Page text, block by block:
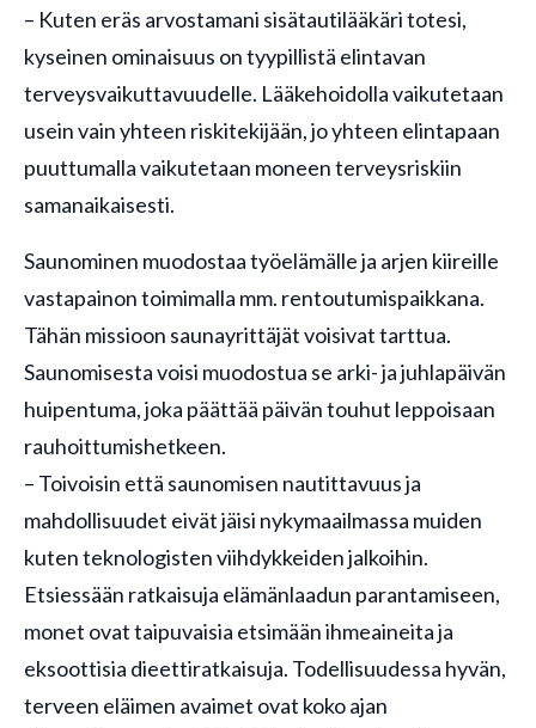
– Kuten eräs arvostamani sisätautilääkäri totesi,
kyseinen ominaisuus on tyypillistä elintavan
terveysvaikuttavuudelle. Lääkehoidolla vaikutetaan
usein vain yhteen riskitekijään, jo yhteen elintapaan
puuttumalla vaikutetaan moneen terveysriskiin
samanaikaisesti.
Saunominen muodostaa työelämälle ja arjen kiireille
vastapainon toimimalla mm. rentoutumispaikkana.
Tähän missioon saunayrittäjät voisivat tarttua.
Saunomisesta voisi muodostua se arki- ja juhlapäivän
huipentuma, joka päättää päivän touhut leppoisaan
rauhoittumishetkeen.
– Toivoisin että saunomisen nautittavuus ja
mahdollisuudet eivät jäisi nykymaailmassa muiden
kuten teknologisten viihdykkeiden jalkoihin.
Etsiessään ratkaisuja elämänlaadun parantamiseen,
monet ovat taipuvaisia etsimään ihmeaineita ja
eksoottisia dieettiratkaisuja. Todellisuudessa hyvän,
terveen eläimen avaimet ovat koko ajan